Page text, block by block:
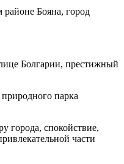
Бояна, город
Болгарии, престижный
парка
города, спокойствие,
части